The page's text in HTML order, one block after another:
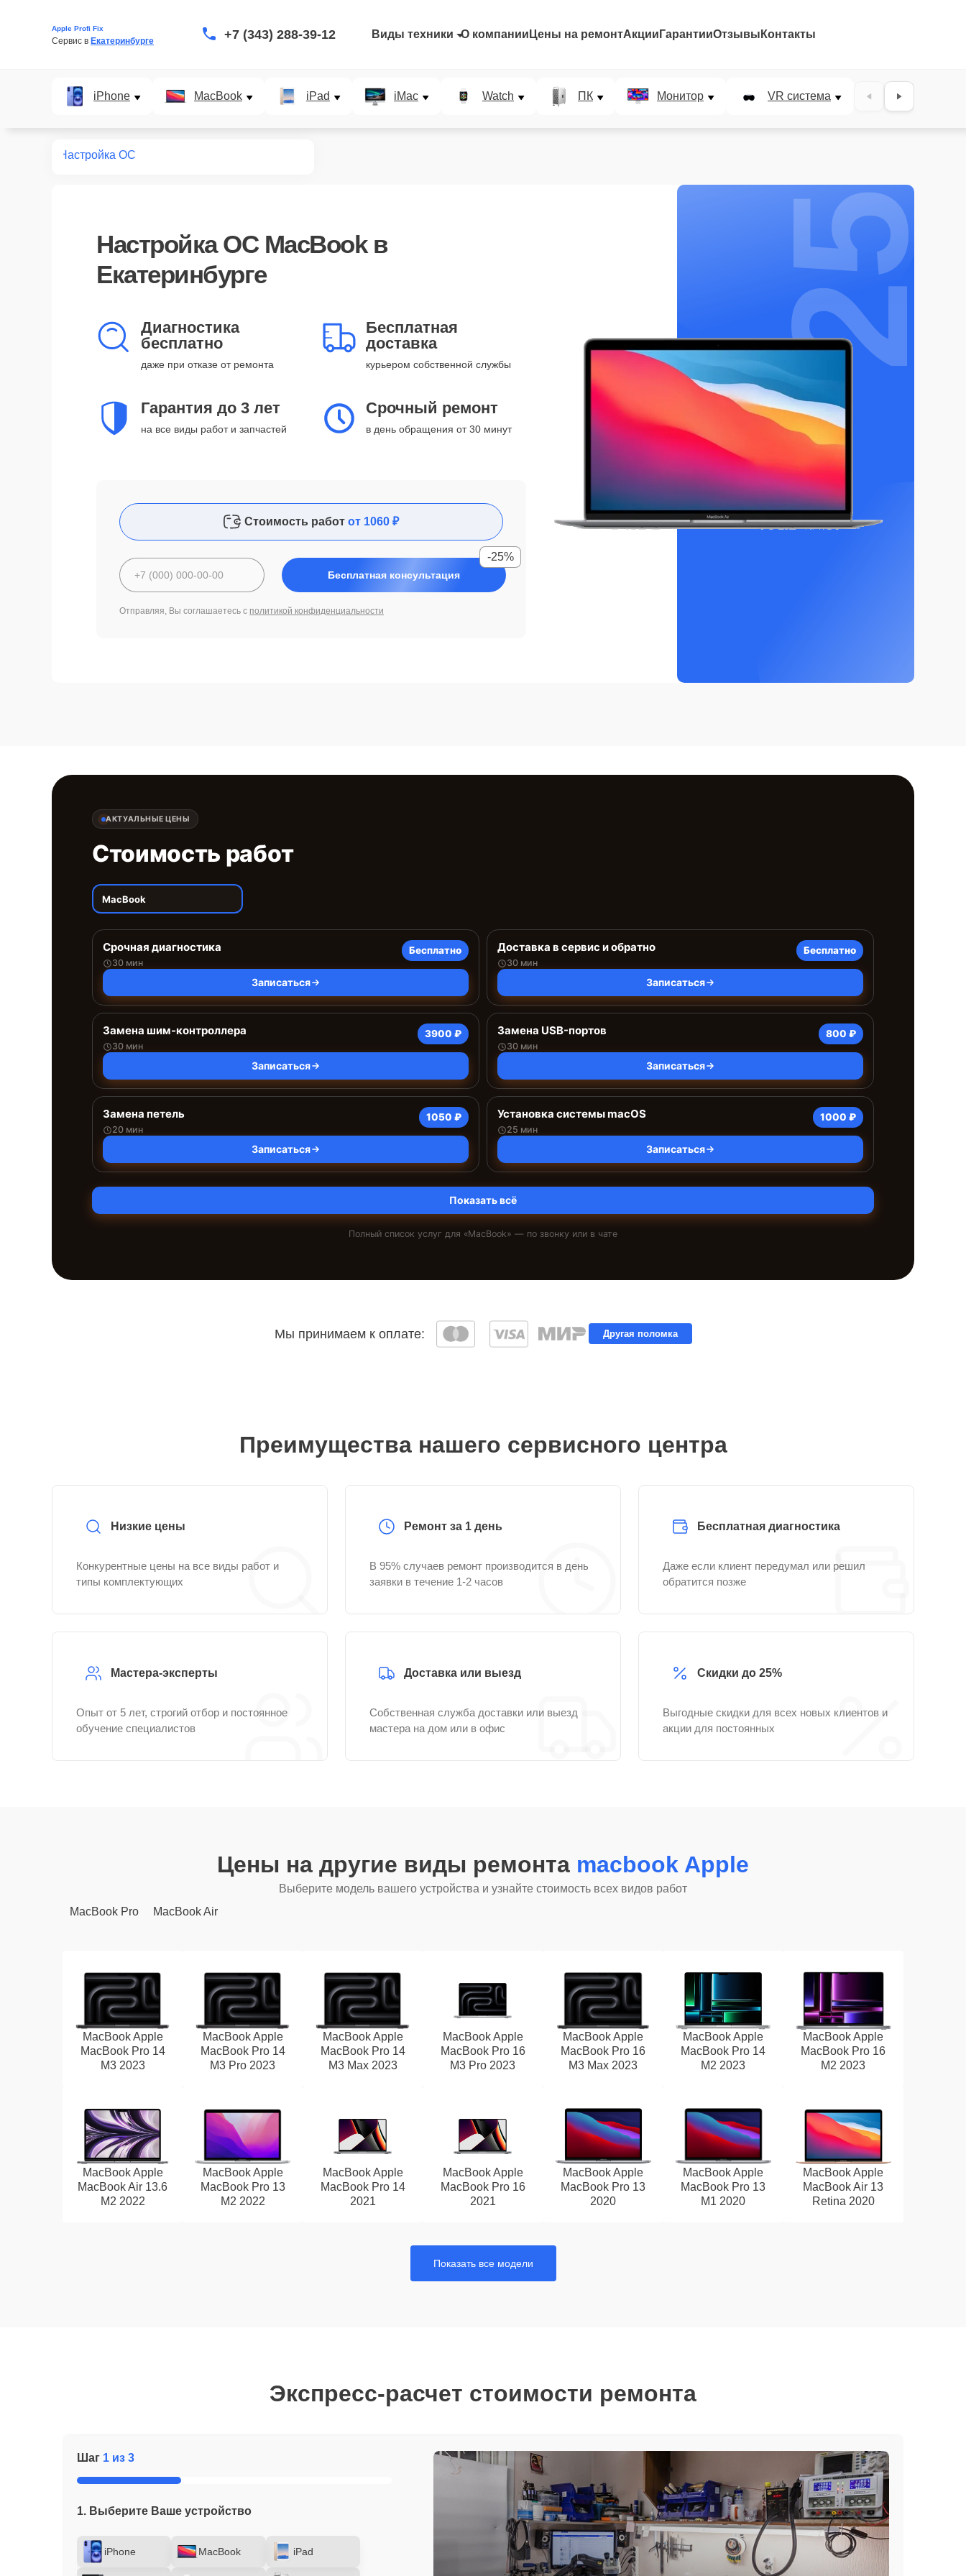
Apple Profi Fix
Сервис в Екатеринбурге +7 (343) 288-39-12 Виды техники О компании Цены на ремонтАкции ГарантииОтзывы Контакты
iPhone MacBook iPad iMac Watch ПК Монитор VR система Наушники
Настройка ОС
Настройка ОС MacBook в
Екатеринбурге
Диагностика
бесплатно
даже при отказе от ремонта
Бесплатная
доставка
курьером собственной службы
Гарантия до 3 лет
на все виды работ и запчастей
Срочный ремонт
в день обращения от 30 минут
Стоимость работ от 1060 ₽
Бесплатная консультация
-25%
Отправляя, Вы соглашаетесь с политикой конфиденциальности
25%
АКТУАЛЬНЫЕ ЦЕНЫ
Стоимость работ
MacBook
Срочная диагностика
30 мин
Бесплатно
Записаться
Доставка в сервис и обратно
30 мин
Бесплатно
Записаться
Замена шим-контроллера
30 мин
3900 ₽
Записаться
Замена USB-портов
30 мин
800 ₽
Записаться
Замена петель
20 мин
1050 ₽
Записаться
Установка системы macOS
25 мин
1000 ₽
Записаться
Показать всё
Полный список услуг для «MacBook» — по звонку или в чате
Мы принимаем к оплате: Другая поломка
Преимущества нашего сервисного центра
Низкие цены
Конкурентные цены на все виды работ и
типы комплектующих
Ремонт за 1 день
В 95% случаев ремонт производится в день
заявки в течение 1-2 часов
Бесплатная диагностика
Даже если клиент передумал или решил
обратится позже
Мастера-эксперты
Опыт от 5 лет, строгий отбор и постоянное
обучение специалистов
Доставка или выезд
Собственная служба доставки или выезд
мастера на дом или в офис
Скидки до 25%
Выгодные скидки для всех новых клиентов и
акции для постоянных
Цены на другие виды ремонта macbook Apple
Выберите модель вашего устройства и узнайте стоимость всех видов работ
MacBook Pro
MacBook Air
MacBook Apple
MacBook Pro 14
M3 2023
MacBook Apple
MacBook Pro 14
M3 Pro 2023
MacBook Apple
MacBook Pro 14
M3 Max 2023
MacBook Apple
MacBook Pro 16
M3 Pro 2023
MacBook Apple
MacBook Pro 16
M3 Max 2023
MacBook Apple
MacBook Pro 14
M2 2023
MacBook Apple
MacBook Pro 16
M2 2023
MacBook Apple
MacBook Air 13.6
M2 2022
MacBook Apple
MacBook Pro 13
M2 2022
MacBook Apple
MacBook Pro 14
2021
MacBook Apple
MacBook Pro 16
2021
MacBook Apple
MacBook Pro 13
2020
MacBook Apple
MacBook Pro 13
M1 2020
MacBook Apple
MacBook Air 13
Retina 2020
Показать все модели
Экспресс-расчет стоимости ремонта
Шаг 1 из 3
1. Выберите Ваше устройство
iPhone MacBook iPad